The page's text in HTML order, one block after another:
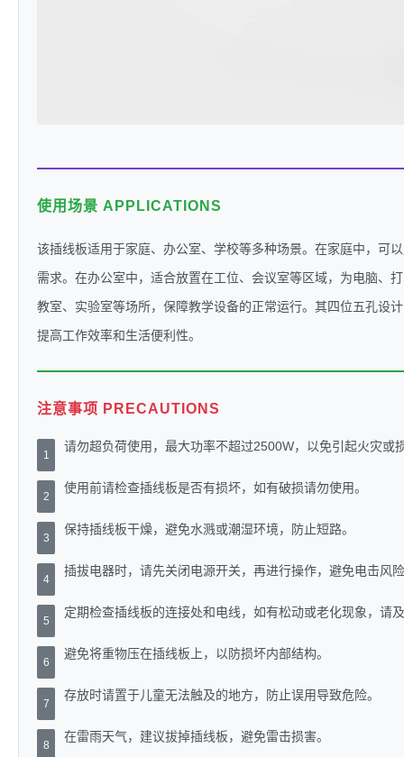
使用场景 APPLICATIONS
该插线板适用于家庭、办公室、学校等多种场景。在家庭中，可
需求。在办公室中，适合放置在工位、会议室等区域，为电脑、
教室、实验室等场所，保障教学设备的正常运行。其四位五孔设
提高工作效率和生活便利性。
注意事项 PRECAUTIONS
1
请勿超负荷使用，最大功率不超过2500W，以免引起火灾或
2
使用前请检查插线板是否有损坏，如有破损请勿使用。
3
保持插线板干燥，避免水溅或潮湿环境，防止短路。
4
插拔电器时，请先关闭电源开关，再进行操作，避免电击风
5
定期检查插线板的连接处和电线，如有松动或老化现象，请
6
避免将重物压在插线板上，以防损坏内部结构。
7
存放时请置于儿童无法触及的地方，防止误用导致危险。
8
在雷雨天气，建议拔掉插线板，避免雷击损害。